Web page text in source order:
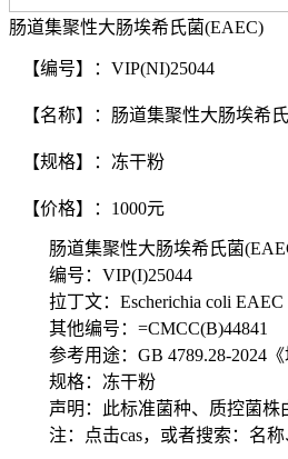
肠道集聚性大肠埃希氏菌(EAEC)
【编号】：VIP(NI)25044
【名称】：肠道集聚性大肠埃希
【规格】：冻干粉
【价格】：1000元
肠道集聚性大肠埃希氏菌
编号：VIP(I)25044
拉丁文：Escherichia coli EAEC
其他编号：=CMCC(B)44841
参考用途：GB 4789.28-2024《
规格：冻干粉
声明：此标准菌种、质控菌株
注：点击cas，或者搜索：名称